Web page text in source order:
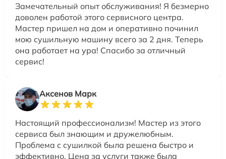
Замечательный опыт обслуживания! Я безмерно
доволен работой этого сервисного центра.
Мастер пришел на дом и оперативно починил
мою сушильную машину всего за 2 дня. Теперь
она работает на ура! Спасибо за отличный
сервис!
Аксенов Марк
Настоящий профессионализм! Мастер из этого
сервиса был знающим и дружелюбным.
Проблема с сушилкой была решена быстро и
эффективно. Цена за услуги также была